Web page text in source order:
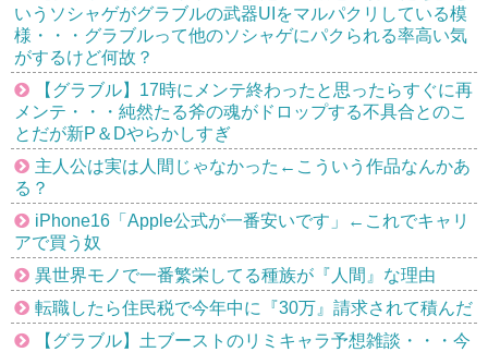
いうソシャゲがグラブルの武器UIをマルパクリしている模
様・・・グラブルって他のソシャゲにパクられる率高い気
がするけど何故？
【グラブル】17時にメンテ終わったと思ったらすぐに再
メンテ・・・純然たる斧の魂がドロップする不具合とのこ
とだが新P＆Dやらかしすぎ
主人公は実は人間じゃなかった←こういう作品なんかあ
る？
iPhone16「Apple公式が一番安いです」←これでキャリ
アで買う奴
異世界モノで一番繁栄してる種族が『人間』な理由
転職したら住民税で今年中に『30万』請求されて積んだ
【グラブル】土ブーストのリミキャラ予想雑談・・・今